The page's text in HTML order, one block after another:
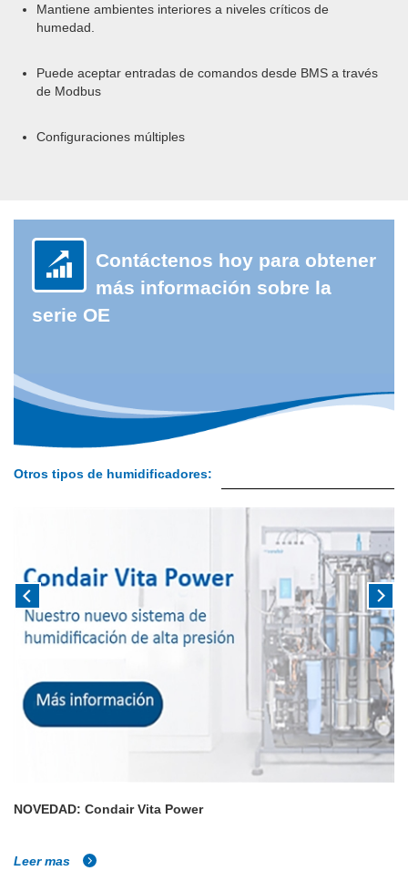
Mantiene ambientes interiores a niveles críticos de
humedad.
Puede aceptar entradas de comandos desde BMS a través
de Modbus
Configuraciones múltiples
Contáctenos hoy para obtener
más información sobre la
serie OE
Otros tipos de humidificadores:
NOVEDAD: Condair Vita Power
Leer mas